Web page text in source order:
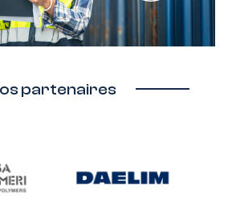
partenaires